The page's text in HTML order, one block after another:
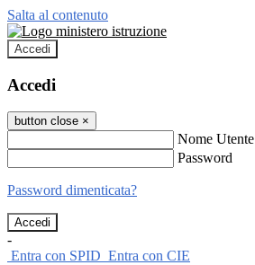
Salta al contenuto
Accedi
Accedi
button close ×
Nome Utente
Password
Password dimenticata?
-
Entra con SPID Entra con CIE